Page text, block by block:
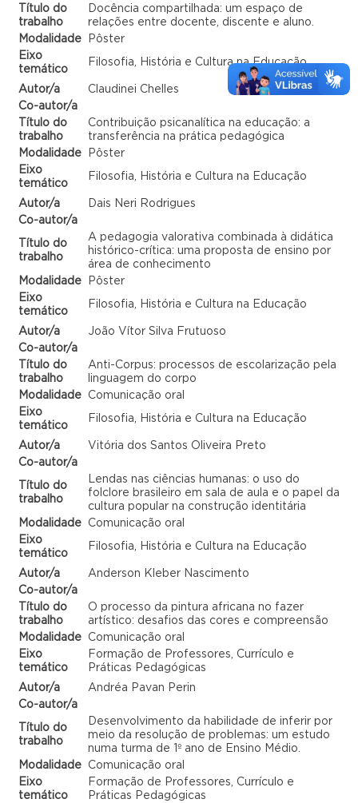
Título do
trabalho
Docência compartilhada: um espaço de
relações entre docente, discente e aluno.
Modalidade
Pôster
Eixo
temático
Filosofia, História e Cultura na Educação
Autor/a
Claudinei Chelles
Co-autor/a
Título do
trabalho
Contribuição psicanalítica na educação: a
transferência na prática pedagógica
Modalidade
Pôster
Eixo
temático
Filosofia, História e Cultura na Educação
Autor/a
Dais Neri Rodrigues
Co-autor/a
Título do
trabalho
A pedagogia valorativa combinada à didática
histórico-crítica: uma proposta de ensino por
área de conhecimento
Modalidade
Pôster
Eixo
temático
Filosofia, História e Cultura na Educação
Autor/a
João Vítor Silva Frutuoso
Co-autor/a
Título do
trabalho
Anti-Corpus: processos de escolarização pela
linguagem do corpo
Modalidade Comunicação oral
Eixo
temático
Filosofia, História e Cultura na Educação
Autor/a
Vitória dos Santos Oliveira Preto
Co-autor/a
Título do
trabalho
Lendas nas ciências humanas: o uso do
folclore brasileiro em sala de aula e o papel da
cultura popular na construção identitária
Modalidade Comunicação oral
Eixo
temático
Filosofia, História e Cultura na Educação
Autor/a
Anderson Kleber Nascimento
Co-autor/a
Título do
trabalho
O processo da pintura africana no fazer
artístico: desafios das cores e compreensão
Modalidade Comunicação oral
Eixo
temático
Formação de Professores, Currículo e
Práticas Pedagógicas
Autor/a
Andréa Pavan Perin
Co-autor/a
Título do
trabalho
Desenvolvimento da habilidade de inferir por
meio da resolução de problemas: um estudo
numa turma de 1º ano de Ensino Médio.
Modalidade Comunicação oral
Eixo
temático
Formação de Professores, Currículo e
Práticas Pedagógicas